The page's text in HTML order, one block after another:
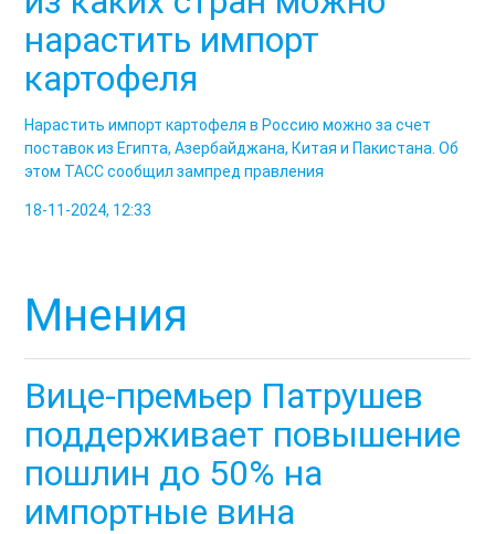
нарастить импорт
картофеля
Нарастить импорт картофеля в Россию можно за счет
поставок из Египта, Азербайджана, Китая и Пакистана. Об
этом ТАСС сообщил зампред правления
18-11-2024, 12:33
Мнения
Вице-премьер Патрушев
поддерживает повышение
пошлин до 50% на
импортные вина